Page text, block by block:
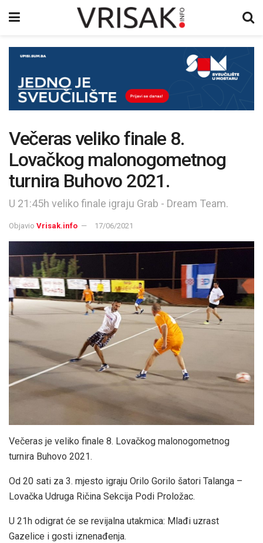
Večeras veliko finale 8.
Lovačkog malonogometnog
turnira Buhovo 2021.
U 21:45h veliko finale igraju Grab - Dream Team.
Objavio Vrisak.info 17/06/2021
Večeras je veliko finale 8. Lovačkog malonogometnog
turnira Buhovo 2021.
Od 20 sati za 3. mjesto igraju Orilo Gorilo šatori Talanga –
Lovačka Udruga Ričina Sekcija Podi Proložac.
U 21h odigrat će se revijalna utakmica: Mlađi uzrast
Gazelice i gosti iznenađenja.